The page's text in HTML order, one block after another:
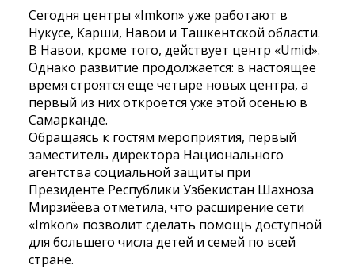
Сегодня центры «Imkon» уже работают в
Нукусе, Карши, Навои и Ташкентской области.
В Навои, кроме того, действует центр «Umid».
Однако развитие продолжается: в настоящее
время строятся еще четыре новых центра, а
первый из них откроется уже этой осенью в
Самарканде.
Обращаясь к гостям мероприятия, первый
заместитель директора Национального
агентства социальной защиты при
Президенте Республики Узбекистан Шахноза
Мирзиёева отметила, что расширение сети
«Imkon» позволит сделать помощь доступной
для большего числа детей и семей по всей
стране.